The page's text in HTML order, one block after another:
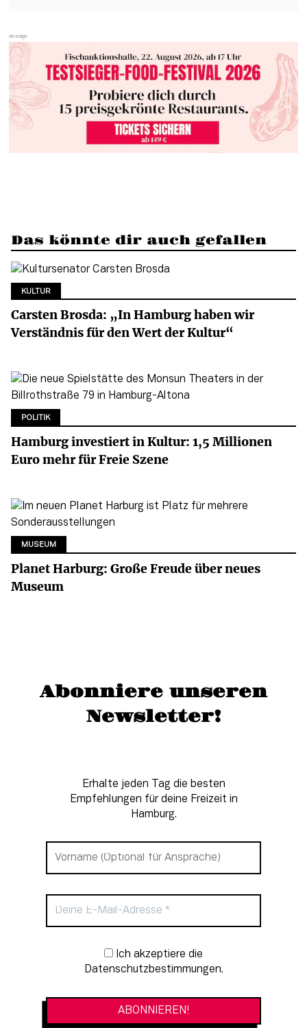
Das könnte dir auch gefallen
KULTUR
Carsten Brosda: „In Hamburg haben wir
Verständnis für den Wert der Kultur“
POLITIK
Hamburg investiert in Kultur: 1,5 Millionen
Euro mehr für Freie Szene
MUSEUM
Planet Harburg: Große Freude über neues
Museum
Abonniere unseren
Newsletter!
Erhalte jeden Tag die besten
Empfehlungen für deine Freizeit in
Hamburg.
Newsletter-Anmeldung
Datenschutzbestimmungen.